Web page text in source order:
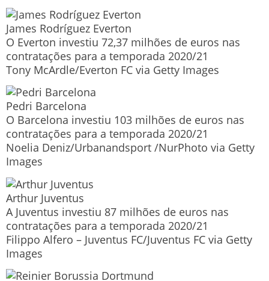
James Rodríguez Everton
O Everton investiu 72,37 milhões de euros nas
contratações para a temporada 2020/21
Tony McArdle/Everton FC via Getty Images
Pedri Barcelona
O Barcelona investiu 103 milhões de euros nas
contratações para a temporada 2020/21
Noelia Deniz/Urbanandsport /NurPhoto via Getty
Images
Arthur Juventus
A Juventus investiu 87 milhões de euros nas
contratações para a temporada 2020/21
Filippo Alfero – Juventus FC/Juventus FC via Getty
Images